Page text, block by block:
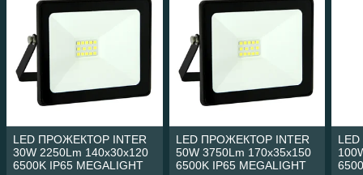
LED ПРОЖЕКТОР INTER
30W 2250Lm 140x30x120
6500K IP65 MEGALIGHT
LED ПРОЖЕКТОР INTER
50W 3750Lm 170x35x150
6500K IP65 MEGALIGHT